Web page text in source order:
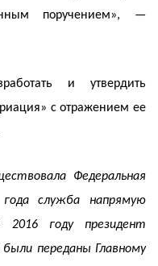
поручением», —
и утвердить
с отражением ее
Федеральная
служба напрямую
2016 году президент
переданы Главному